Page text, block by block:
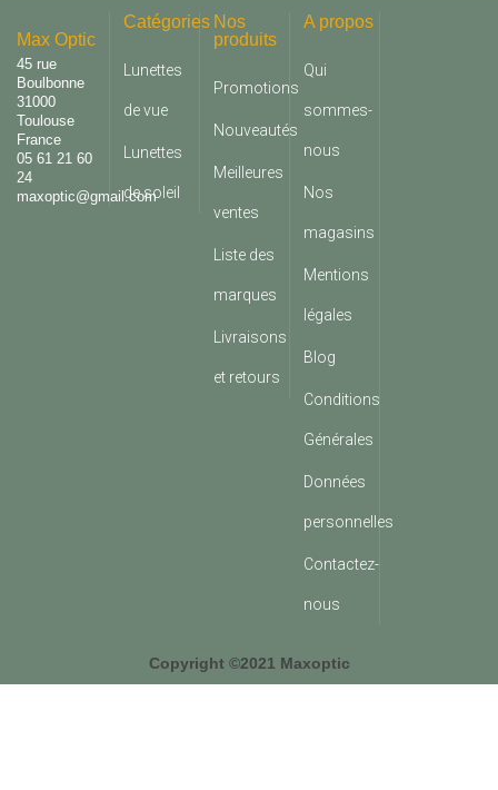
Max Optic
45 rue
Boulbonne
31000
Toulouse
France
05 61 21 60
24
maxoptic@gmail.com
Catégories
Lunettes
de vue
Lunettes
de soleil
Nos
produits
Promotions
Nouveautés
Meilleures
ventes
Liste des
marques
Livraisons
et retours
A propos
Qui
sommes-
nous
Nos
magasins
Mentions
légales
Blog
Conditions
Générales
Données
personnelles
Contactez-
nous
Copyright ©2021 Maxoptic